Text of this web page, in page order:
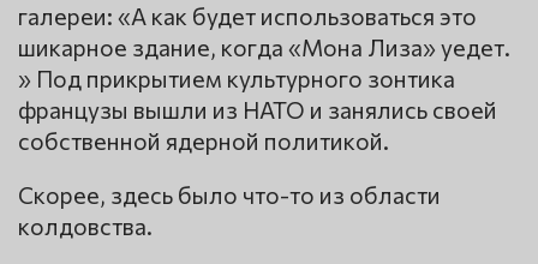
галереи: «А как будет использоваться это
шикарное здание, когда «Мона Лиза» уедет.
» Под прикрытием культурного зонтика
французы вышли из НАТО и занялись своей
собственной ядерной политикой.
Скорее, здесь было что-то из области
колдовства.